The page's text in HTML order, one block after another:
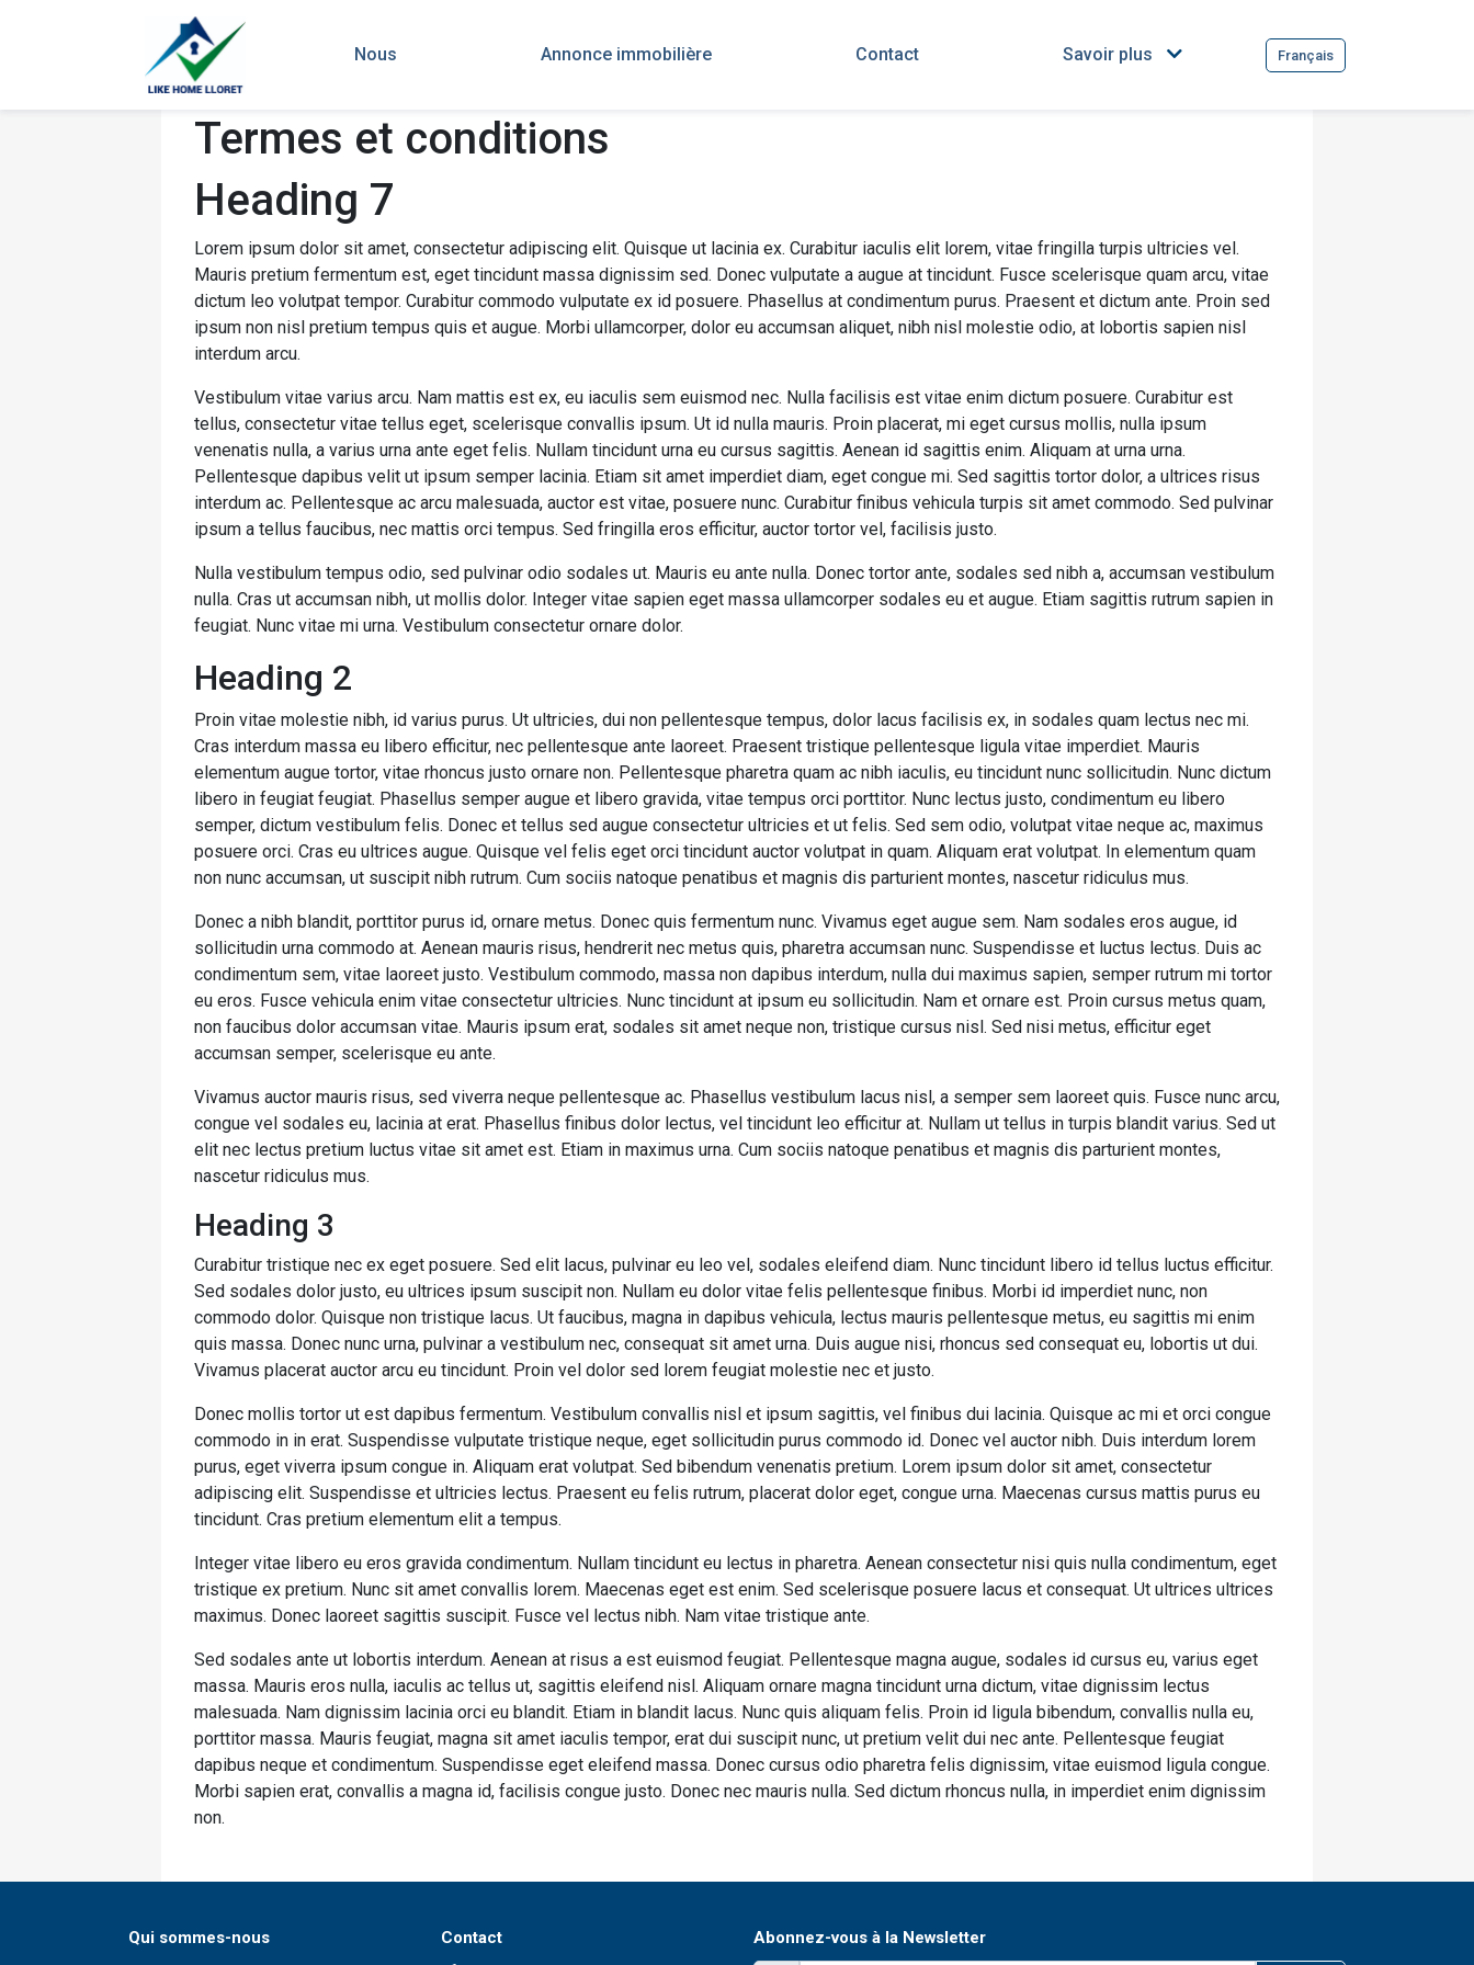
Nous Annonce immobilière Contact Savoir plus Français
Termes et conditions
Heading 7
Lorem ipsum dolor sit amet, consectetur adipiscing elit. Quisque ut lacinia ex. Curabitur iaculis elit lorem, vitae fringilla turpis ultricies vel.
Mauris pretium fermentum est, eget tincidunt massa dignissim sed. Donec vulputate a augue at tincidunt. Fusce scelerisque quam arcu, vitae
dictum leo volutpat tempor. Curabitur commodo vulputate ex id posuere. Phasellus at condimentum purus. Praesent et dictum ante. Proin sed
ipsum non nisl pretium tempus quis et augue. Morbi ullamcorper, dolor eu accumsan aliquet, nibh nisl molestie odio, at lobortis sapien nisl
interdum arcu.
Vestibulum vitae varius arcu. Nam mattis est ex, eu iaculis sem euismod nec. Nulla facilisis est vitae enim dictum posuere. Curabitur est
tellus, consectetur vitae tellus eget, scelerisque convallis ipsum. Ut id nulla mauris. Proin placerat, mi eget cursus mollis, nulla ipsum
venenatis nulla, a varius urna ante eget felis. Nullam tincidunt urna eu cursus sagittis. Aenean id sagittis enim. Aliquam at urna urna.
Pellentesque dapibus velit ut ipsum semper lacinia. Etiam sit amet imperdiet diam, eget congue mi. Sed sagittis tortor dolor, a ultrices risus
interdum ac. Pellentesque ac arcu malesuada, auctor est vitae, posuere nunc. Curabitur finibus vehicula turpis sit amet commodo. Sed pulvinar
ipsum a tellus faucibus, nec mattis orci tempus. Sed fringilla eros efficitur, auctor tortor vel, facilisis justo.
Nulla vestibulum tempus odio, sed pulvinar odio sodales ut. Mauris eu ante nulla. Donec tortor ante, sodales sed nibh a, accumsan vestibulum
nulla. Cras ut accumsan nibh, ut mollis dolor. Integer vitae sapien eget massa ullamcorper sodales eu et augue. Etiam sagittis rutrum sapien in
feugiat. Nunc vitae mi urna. Vestibulum consectetur ornare dolor.
Heading 2
Proin vitae molestie nibh, id varius purus. Ut ultricies, dui non pellentesque tempus, dolor lacus facilisis ex, in sodales quam lectus nec mi.
Cras interdum massa eu libero efficitur, nec pellentesque ante laoreet. Praesent tristique pellentesque ligula vitae imperdiet. Mauris
elementum augue tortor, vitae rhoncus justo ornare non. Pellentesque pharetra quam ac nibh iaculis, eu tincidunt nunc sollicitudin. Nunc dictum
libero in feugiat feugiat. Phasellus semper augue et libero gravida, vitae tempus orci porttitor. Nunc lectus justo, condimentum eu libero
semper, dictum vestibulum felis. Donec et tellus sed augue consectetur ultricies et ut felis. Sed sem odio, volutpat vitae neque ac, maximus
posuere orci. Cras eu ultrices augue. Quisque vel felis eget orci tincidunt auctor volutpat in quam. Aliquam erat volutpat. In elementum quam
non nunc accumsan, ut suscipit nibh rutrum. Cum sociis natoque penatibus et magnis dis parturient montes, nascetur ridiculus mus.
Donec a nibh blandit, porttitor purus id, ornare metus. Donec quis fermentum nunc. Vivamus eget augue sem. Nam sodales eros augue, id
sollicitudin urna commodo at. Aenean mauris risus, hendrerit nec metus quis, pharetra accumsan nunc. Suspendisse et luctus lectus. Duis ac
condimentum sem, vitae laoreet justo. Vestibulum commodo, massa non dapibus interdum, nulla dui maximus sapien, semper rutrum mi tortor
eu eros. Fusce vehicula enim vitae consectetur ultricies. Nunc tincidunt at ipsum eu sollicitudin. Nam et ornare est. Proin cursus metus quam,
non faucibus dolor accumsan vitae. Mauris ipsum erat, sodales sit amet neque non, tristique cursus nisl. Sed nisi metus, efficitur eget
accumsan semper, scelerisque eu ante.
Vivamus auctor mauris risus, sed viverra neque pellentesque ac. Phasellus vestibulum lacus nisl, a semper sem laoreet quis. Fusce nunc arcu,
congue vel sodales eu, lacinia at erat. Phasellus finibus dolor lectus, vel tincidunt leo efficitur at. Nullam ut tellus in turpis blandit varius. Sed ut
elit nec lectus pretium luctus vitae sit amet est. Etiam in maximus urna. Cum sociis natoque penatibus et magnis dis parturient montes,
nascetur ridiculus mus.
Heading 3
Curabitur tristique nec ex eget posuere. Sed elit lacus, pulvinar eu leo vel, sodales eleifend diam. Nunc tincidunt libero id tellus luctus efficitur.
Sed sodales dolor justo, eu ultrices ipsum suscipit non. Nullam eu dolor vitae felis pellentesque finibus. Morbi id imperdiet nunc, non
commodo dolor. Quisque non tristique lacus. Ut faucibus, magna in dapibus vehicula, lectus mauris pellentesque metus, eu sagittis mi enim
quis massa. Donec nunc urna, pulvinar a vestibulum nec, consequat sit amet urna. Duis augue nisi, rhoncus sed consequat eu, lobortis ut dui.
Vivamus placerat auctor arcu eu tincidunt. Proin vel dolor sed lorem feugiat molestie nec et justo.
Donec mollis tortor ut est dapibus fermentum. Vestibulum convallis nisl et ipsum sagittis, vel finibus dui lacinia. Quisque ac mi et orci congue
commodo in in erat. Suspendisse vulputate tristique neque, eget sollicitudin purus commodo id. Donec vel auctor nibh. Duis interdum lorem
purus, eget viverra ipsum congue in. Aliquam erat volutpat. Sed bibendum venenatis pretium. Lorem ipsum dolor sit amet, consectetur
adipiscing elit. Suspendisse et ultricies lectus. Praesent eu felis rutrum, placerat dolor eget, congue urna. Maecenas cursus mattis purus eu
tincidunt. Cras pretium elementum elit a tempus.
Integer vitae libero eu eros gravida condimentum. Nullam tincidunt eu lectus in pharetra. Aenean consectetur nisi quis nulla condimentum, eget
tristique ex pretium. Nunc sit amet convallis lorem. Maecenas eget est enim. Sed scelerisque posuere lacus et consequat. Ut ultrices ultrices
maximus. Donec laoreet sagittis suscipit. Fusce vel lectus nibh. Nam vitae tristique ante.
Sed sodales ante ut lobortis interdum. Aenean at risus a est euismod feugiat. Pellentesque magna augue, sodales id cursus eu, varius eget
massa. Mauris eros nulla, iaculis ac tellus ut, sagittis eleifend nisl. Aliquam ornare magna tincidunt urna dictum, vitae dignissim lectus
malesuada. Nam dignissim lacinia orci eu blandit. Etiam in blandit lacus. Nunc quis aliquam felis. Proin id ligula bibendum, convallis nulla eu,
porttitor massa. Mauris feugiat, magna sit amet iaculis tempor, erat dui suscipit nunc, ut pretium velit dui nec ante. Pellentesque feugiat
dapibus neque et condimentum. Suspendisse eget eleifend massa. Donec cursus odio pharetra felis dignissim, vitae euismod ligula congue.
Morbi sapien erat, convallis a magna id, facilisis congue justo. Donec nec mauris nulla. Sed dictum rhoncus nulla, in imperdiet enim dignissim
non.
Qui sommes-nous Contact Abonnez-vous à la Newsletter